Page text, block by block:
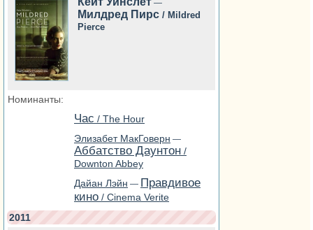
—
Милдред Пирс / Mildred
Pierce
Номинанты:
Час / The Hour
Элизабет МакГоверн —
Аббатство Даунтон /
Downton Abbey
Дайан Лэйн — Правдивое
кино / Cinema Verite
2011